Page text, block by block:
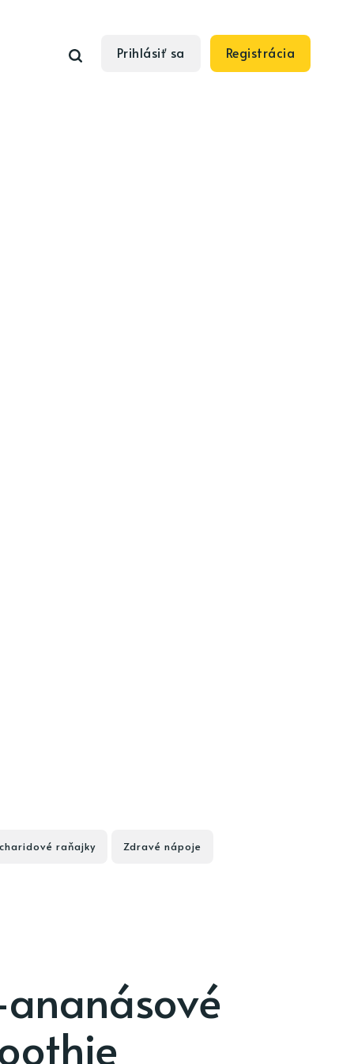
Prihlásiť sa Registrácia
raňajky Zdravé nápoje